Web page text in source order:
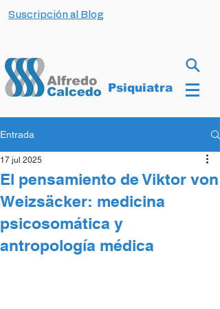
Suscripción al Blog
Psiquiatra
Entrada
El pensamiento de Viktor von
Weizsäcker: medicina
psicosomática y
antropología médica
17 jul 2025